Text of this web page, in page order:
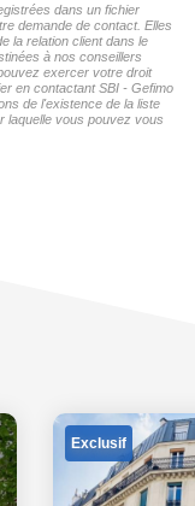
dans un fichier
demande de contact. Elles
la relation client dans le
à nos conseillers
exercer votre droit
en contactant SBI - Gefimo
de l'existence de la liste
laquelle vous pouvez vous
Exclusif